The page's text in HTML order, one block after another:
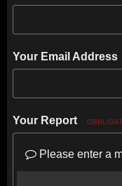
Your Email Address
Your Report
Please enter a